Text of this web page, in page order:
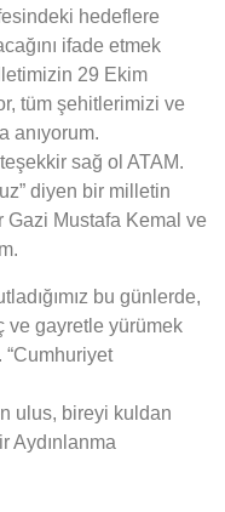
hedeflere
ifade etmek
29 Ekim
tüm şehitlerimizi ve
anıyorum.
sağ ol ATAM.
diyen bir milletin
Gazi Mustafa Kemal ve
bu günlerde,
ve gayretle yürümek
“Cumhuriyet
ulus, bireyi kuldan
Aydınlanma